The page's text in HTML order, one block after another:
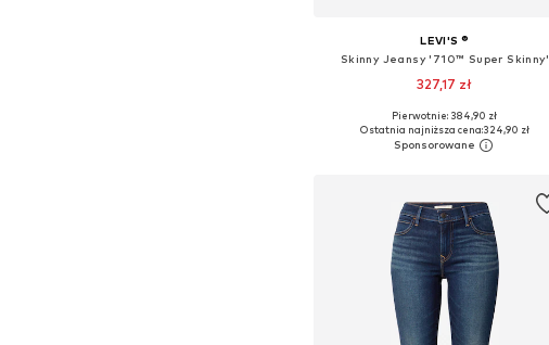
LEVI'S ®
Skinny Jeansy '710™ Super Skinny'
327,17 zł
+2
Dostępne w różnych rozmiarach
Dodaj do koszyka
Pierwotnie: 384,90 zł
Ostatnia najniższa cena:324,90 zł